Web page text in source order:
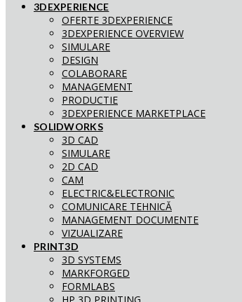
3DEXPERIENCE
OFERTE 3DEXPERIENCE
3DEXPERIENCE OVERVIEW
SIMULARE
DESIGN
COLABORARE
MANAGEMENT
PRODUCTIE
3DEXPERIENCE MARKETPLACE
SOLIDWORKS
3D CAD
SIMULARE
2D CAD
CAM
ELECTRIC&ELECTRONIC
COMUNICARE TEHNICĂ
MANAGEMENT DOCUMENTE
VIZUALIZARE
PRINT3D
3D SYSTEMS
MARKFORGED
FORMLABS